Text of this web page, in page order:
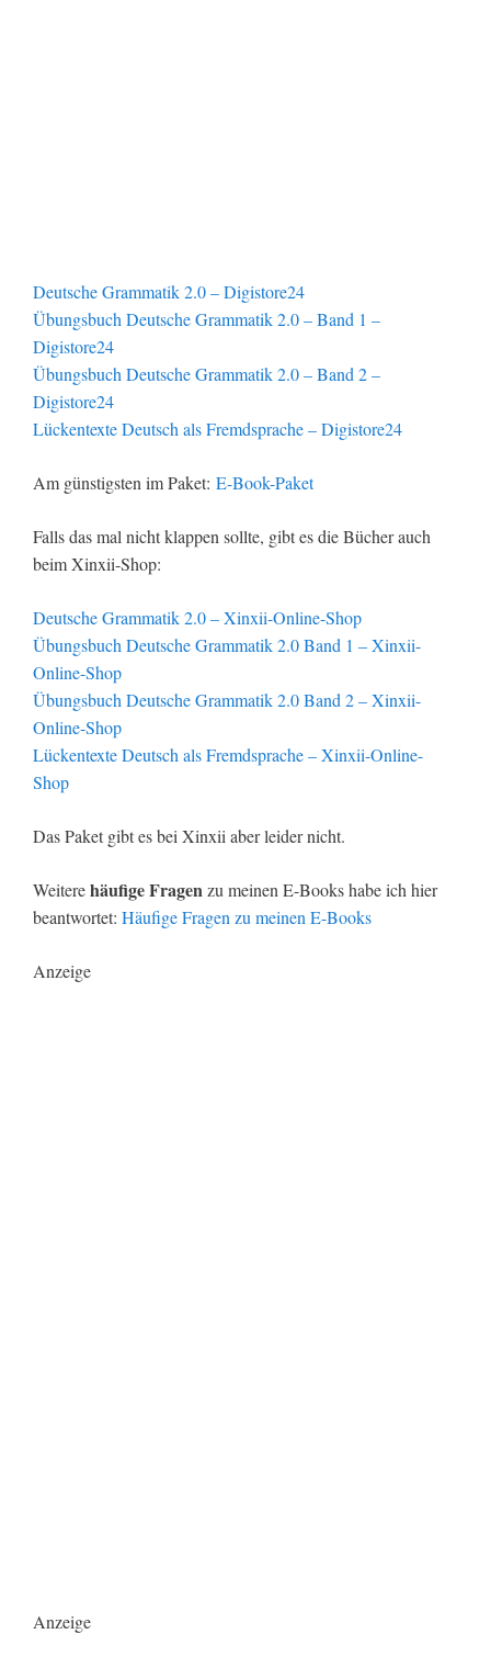
Deutsche Grammatik 2.0 – Digistore24
Übungsbuch Deutsche Grammatik 2.0 – Band 1 –
Digistore24
Übungsbuch Deutsche Grammatik 2.0 – Band 2 –
Digistore24
Lückentexte Deutsch als Fremdsprache – Digistore24
Am günstigsten im Paket: E-Book-Paket
Falls das mal nicht klappen sollte, gibt es die Bücher auch
beim Xinxii-Shop:
Deutsche Grammatik 2.0 – Xinxii-Online-Shop
Übungsbuch Deutsche Grammatik 2.0 Band 1 – Xinxii-
Online-Shop
Übungsbuch Deutsche Grammatik 2.0 Band 2 – Xinxii-
Online-Shop
Lückentexte Deutsch als Fremdsprache – Xinxii-Online-
Shop
Das Paket gibt es bei Xinxii aber leider nicht.
Weiterehäufige Fragenzu meinen E-Books habe ich hier
beantwortet: Häufige Fragen zu meinen E-Books
Anzeige
Anzeige